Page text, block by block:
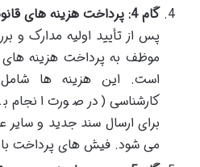
گام 4: پرداخت هزینه های قانونی
پس از تأیید اولیه مدارک و
موظف به پرداخت هزینه های
است. این هزینه ها
کارشناسی (در صورت انجام
برای ارسال سند جدید و سایر
می شود. فیش های پرداخت